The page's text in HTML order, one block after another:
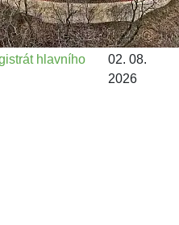
hlavního
02. 08.
2026